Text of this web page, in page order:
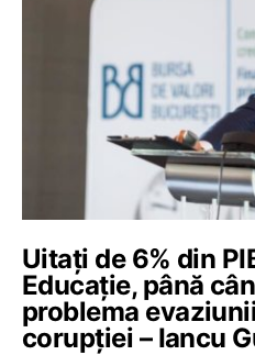
Uitați de 6% din
Educație, până
problema
corupţiei – Iancu